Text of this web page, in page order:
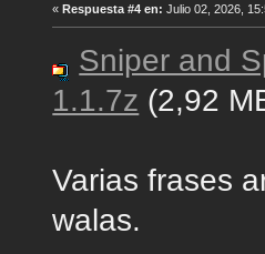
«Respuesta #4 en: Julio 02, 2026,
Sniper and
1.1.7z (2,92
Varias frases
walas.